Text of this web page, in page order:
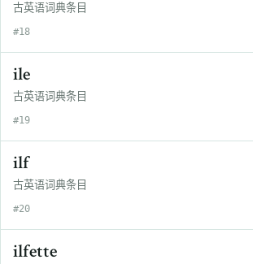
古英语词典条目
#18
ile
古英语词典条目
#19
ilf
古英语词典条目
#20
ilfette